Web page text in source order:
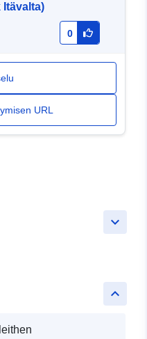
Itävalta)
0
URL
keyboard_arrow_down
keyboard_arrow_up